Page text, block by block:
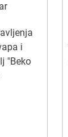
i
"Beko